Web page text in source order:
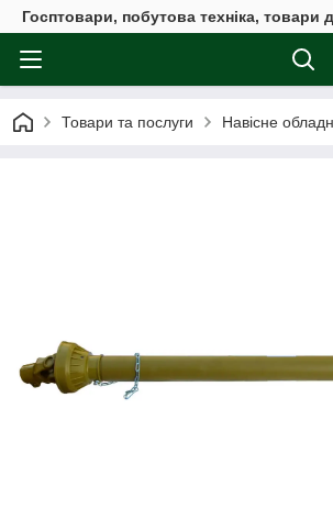
Госптовари, побутова техніка, товари
Товари та послуги Навісне